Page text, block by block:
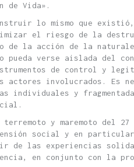
de Vida».
lo mismo que
el riesgo de la
de la acción de la
pueda verse aislada del
de control y
involucrados. Es
individuales y
y maremoto del
social y en
las experiencias
en conjunto con la